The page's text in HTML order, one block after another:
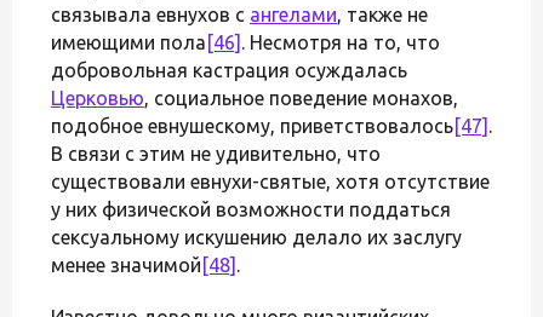
связывала евнухов с ангелами, также не
имеющими пола [46] . Несмотря на то, что
добровольная кастрация осуждалась
Церковью, социальное поведение монахов,
подобное евнушескому, приветствовалось[47] .
В связи с этим не удивительно, что
существовали евнухи-святые, хотя отсутствие
у них физической возможности поддаться
сексуальному искушению делало их заслугу
менее значимой [48] .